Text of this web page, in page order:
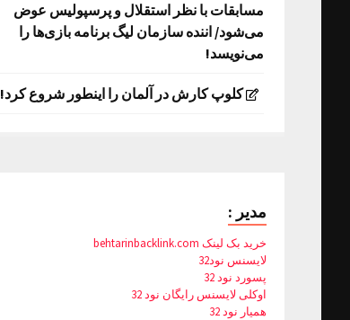
مسابقات با نظر استقلال و پرسپولیس عوض
می‌شود/ اننده سازمان لیگ برنامه بازی‌ها را
می‌نویسد!
کلوپ کارش در آلمان را اینطور شروع کرد!
مدیر :
خرید بک لینک behtarinbacklink.com
لایسنس نود32
پسورد نود 32
اوکلی لایسنس رایگان نود 32
همیار نود 32